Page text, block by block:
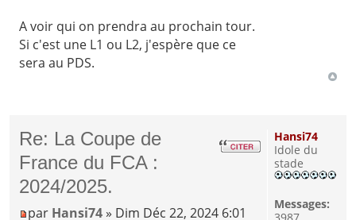
A voir qui on prendra au prochain tour.
Si c'est une L1 ou L2, j'espère que ce
sera au PDS.
Re: La Coupe de
France du FCA :
2024/2025.
par Hansi74 » Dim Déc 22, 2024 6:01
Hansi74
Idole du
stade
Messages: